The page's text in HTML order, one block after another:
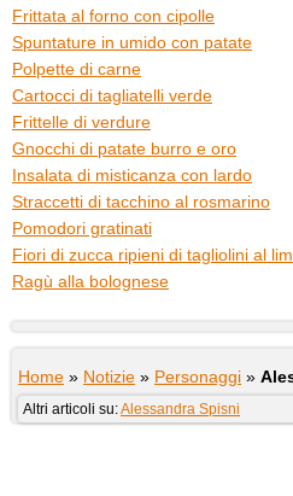
Frittata al forno con cipolle
Spuntature in umido con patate
Polpette di carne
Cartocci di tagliatelli verde
Frittelle di verdure
Gnocchi di patate burro e oro
Insalata di misticanza con lardo
Straccetti di tacchino al rosmarino
Pomodori gratinati
Fiori di zucca ripieni di tagliolini al
Ragù alla bolognese
Home » Notizie » Personaggi »
Altri articoli su:Alessandra Spisni